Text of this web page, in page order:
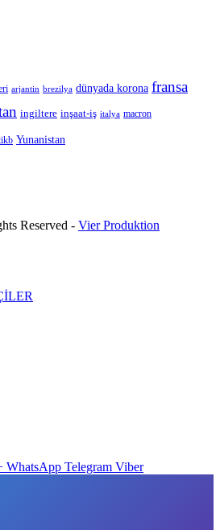
arjantin brezilya dünyada korona fransa
ingiltere inşaat-iş italya macron
Yunanistan
Reserved - Vier Produktion
WhatsApp Telegram Viber